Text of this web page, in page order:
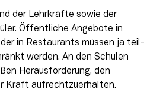
der Lehrkräfte sowie der
Öffentliche Angebote in
in Restaurants müssen ja teil­
werden. An den Schulen
Herausforderung, den
Kraft aufrechtzuerhalten.